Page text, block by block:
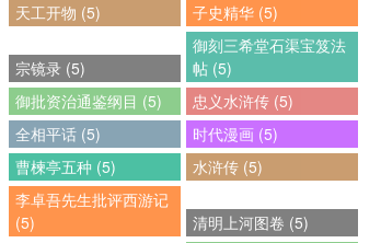
天工开物 (5)
子史精华 (5)
宗镜录 (5)
御刻三希堂石渠宝笈法
帖 (5)
御批资治通鉴纲目 (5)
忠义水浒传 (5)
全相平话 (5)
时代漫画 (5)
曹楝亭五种 (5)
水浒传 (5)
李卓吾先生批评西游记
(5)
清明上河图卷 (5)